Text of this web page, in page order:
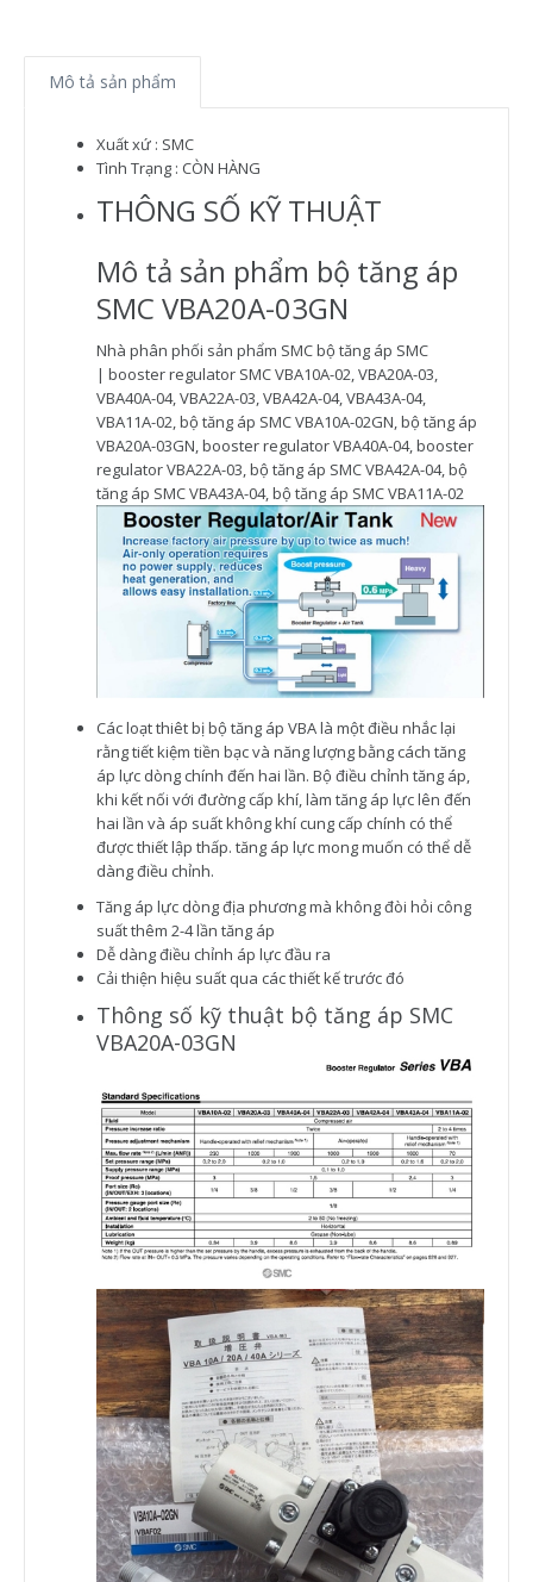
Mô tả sản phẩm
Xuất xứ : SMC
Tình Trạng : CÒN HÀNG
THÔNG SỐ KỸ THUẬT
Mô tả sản phẩm bộ tăng áp
SMC VBA20A-03GN
Nhà phân phối sản phẩm SMC bộ tăng áp SMC
| booster regulator SMC VBA10A-02, VBA20A-03,
VBA40A-04, VBA22A-03, VBA42A-04, VBA43A-04,
VBA11A-02, bộ tăng áp SMC VBA10A-02GN, bộ tăng áp
VBA20A-03GN, booster regulator VBA40A-04, booster
regulator VBA22A-03, bộ tăng áp SMC VBA42A-04, bộ
tăng áp SMC VBA43A-04, bộ tăng áp SMC VBA11A-02
Các loạt thiêt bị bộ tăng áp VBA là một điều nhắc lại
rằng tiết kiệm tiền bạc và năng lượng bằng cách tăng
áp lực dòng chính đến hai lần. Bộ điều chỉnh tăng áp,
khi kết nối với đường cấp khí, làm tăng áp lực lên đến
hai lần và áp suất không khí cung cấp chính có thể
được thiết lập thấp. tăng áp lực mong muốn có thể dễ
dàng điều chỉnh.
Tăng áp lực dòng địa phương mà không đòi hỏi công
suất thêm 2-4 lần tăng áp
Dễ dàng điều chỉnh áp lực đầu ra
Cải thiện hiệu suất qua các thiết kế trước đó
Thông số kỹ thuật bộ tăng áp SMC
VBA20A-03GN